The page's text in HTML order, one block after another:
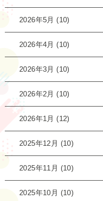
2026年5月 (10)
2026年4月 (10)
2026年3月 (10)
2026年2月 (10)
2026年1月 (12)
2025年12月 (10)
2025年11月 (10)
2025年10月 (10)